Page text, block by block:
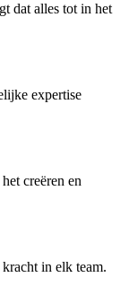
dat alles tot in het
expertise
creëren en
in elk team.